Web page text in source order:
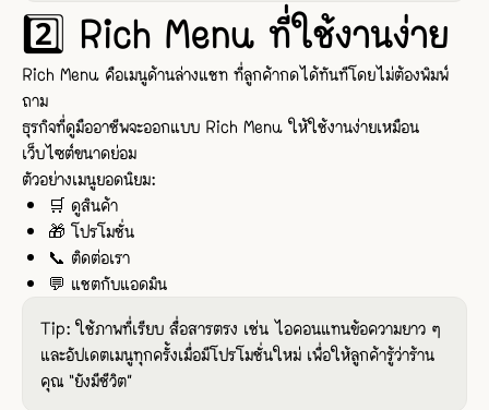
2️⃣ Rich Menu ที่ใช้งานง่าย
Rich Menu คือเมนูด้านล่างแชท ที่ลูกค้ากดได้ทันทีโดยไม่ต้องพิมพ์
ถาม
ธุรกิจที่ดูมืออาชีพจะออกแบบ Rich Menu ให้ใช้งานง่ายเหมือน
เว็บไซต์ขนาดย่อม
ตัวอย่างเมนูยอดนิยม:
🛒 ดูสินค้า
🎁 โปรโมชั่น
📞 ติดต่อเรา
💬 แชตกับแอดมิน
Tip: ใช้ภาพที่เรียบ สื่อสารตรง เช่น ไอคอนแทนข้อความยาว ๆ
และอัปเดตเมนูทุกครั้งเมื่อมีโปรโมชั่นใหม่ เพื่อให้ลูกค้ารู้ว่าร้าน
คุณ “ยังมีชีวิต”